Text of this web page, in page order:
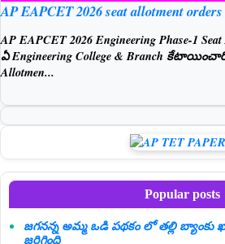
AP EAPCET 2026 seat allotment orders
AP EAPCET 2026 Engineering Phase-1
ఏ Engineering College & Branch
Allotmen...
Popular posts
జగనన్న అమ్మ ఒడి పథకం లో తల్లి
జరిగింది